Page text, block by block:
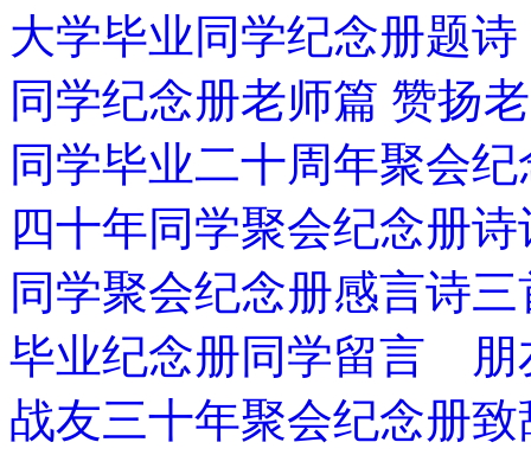
大学毕业同学纪念册题诗
同学纪念册老师篇 赞扬
同学毕业二十周年聚会
四十年同学聚会纪念册
同学聚会纪念册感言诗三
毕业纪念册同学留言 朋
战友三十年聚会纪念册致